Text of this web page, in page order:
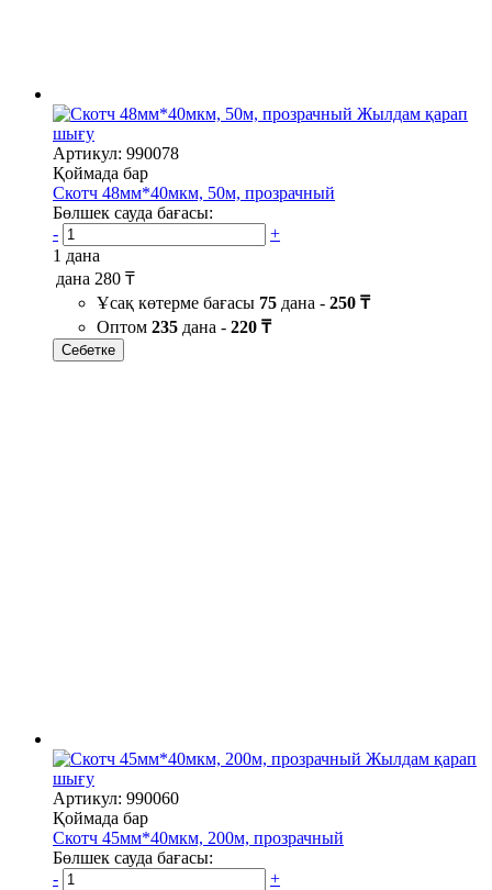
Жылдам қарап
шығу
Артикул: 990078
Қоймада бар
Скотч 48мм*40мкм, 50м, прозрачный
Бөлшек сауда бағасы:
-
+
1 дана
дана 280 ₸
Ұсақ көтерме бағасы 75 дана - 250 ₸
Оптом 235 дана - 220 ₸
Себетке
Жылдам қарап
шығу
Артикул: 990060
Қоймада бар
Скотч 45мм*40мкм, 200м, прозрачный
Бөлшек сауда бағасы:
-
+